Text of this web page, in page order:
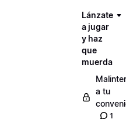
Lánzate
a jugar
y haz
que
muerda
a tu
1